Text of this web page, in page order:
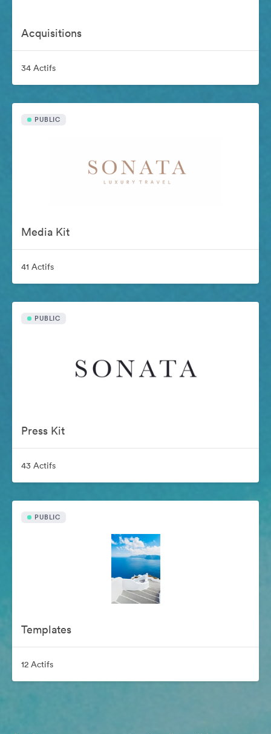
Acquisitions
34 Actifs
PUBLIC
Media Kit
41 Actifs
PUBLIC
Press Kit
43 Actifs
PUBLIC
Templates
12 Actifs